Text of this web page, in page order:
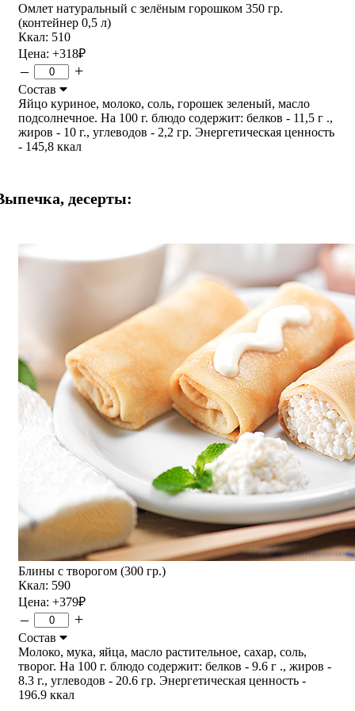
Омлет натуральный с зелёным горошком 350 гр.
(контейнер 0,5 л)
Ккал: 510
Цена: +318₽
– +
Состав
Яйцо куриное, молоко, соль, горошек зеленый, масло
подсолнечное. На 100 г. блюдо содержит: белков - 11,5 г .,
жиров - 10 г., углеводов - 2,2 гр. Энергетическая ценность
- 145,8 ккал
десерты:
Блины с творогом (300 гр.)
Ккал: 590
Цена: +379₽
– +
Состав
Молоко, мука, яйца, масло растительное, сахар, соль,
творог. На 100 г. блюдо содержит: белков - 9.6 г ., жиров -
8.3 г., углеводов - 20.6 гр. Энергетическая ценность -
196.9 ккал